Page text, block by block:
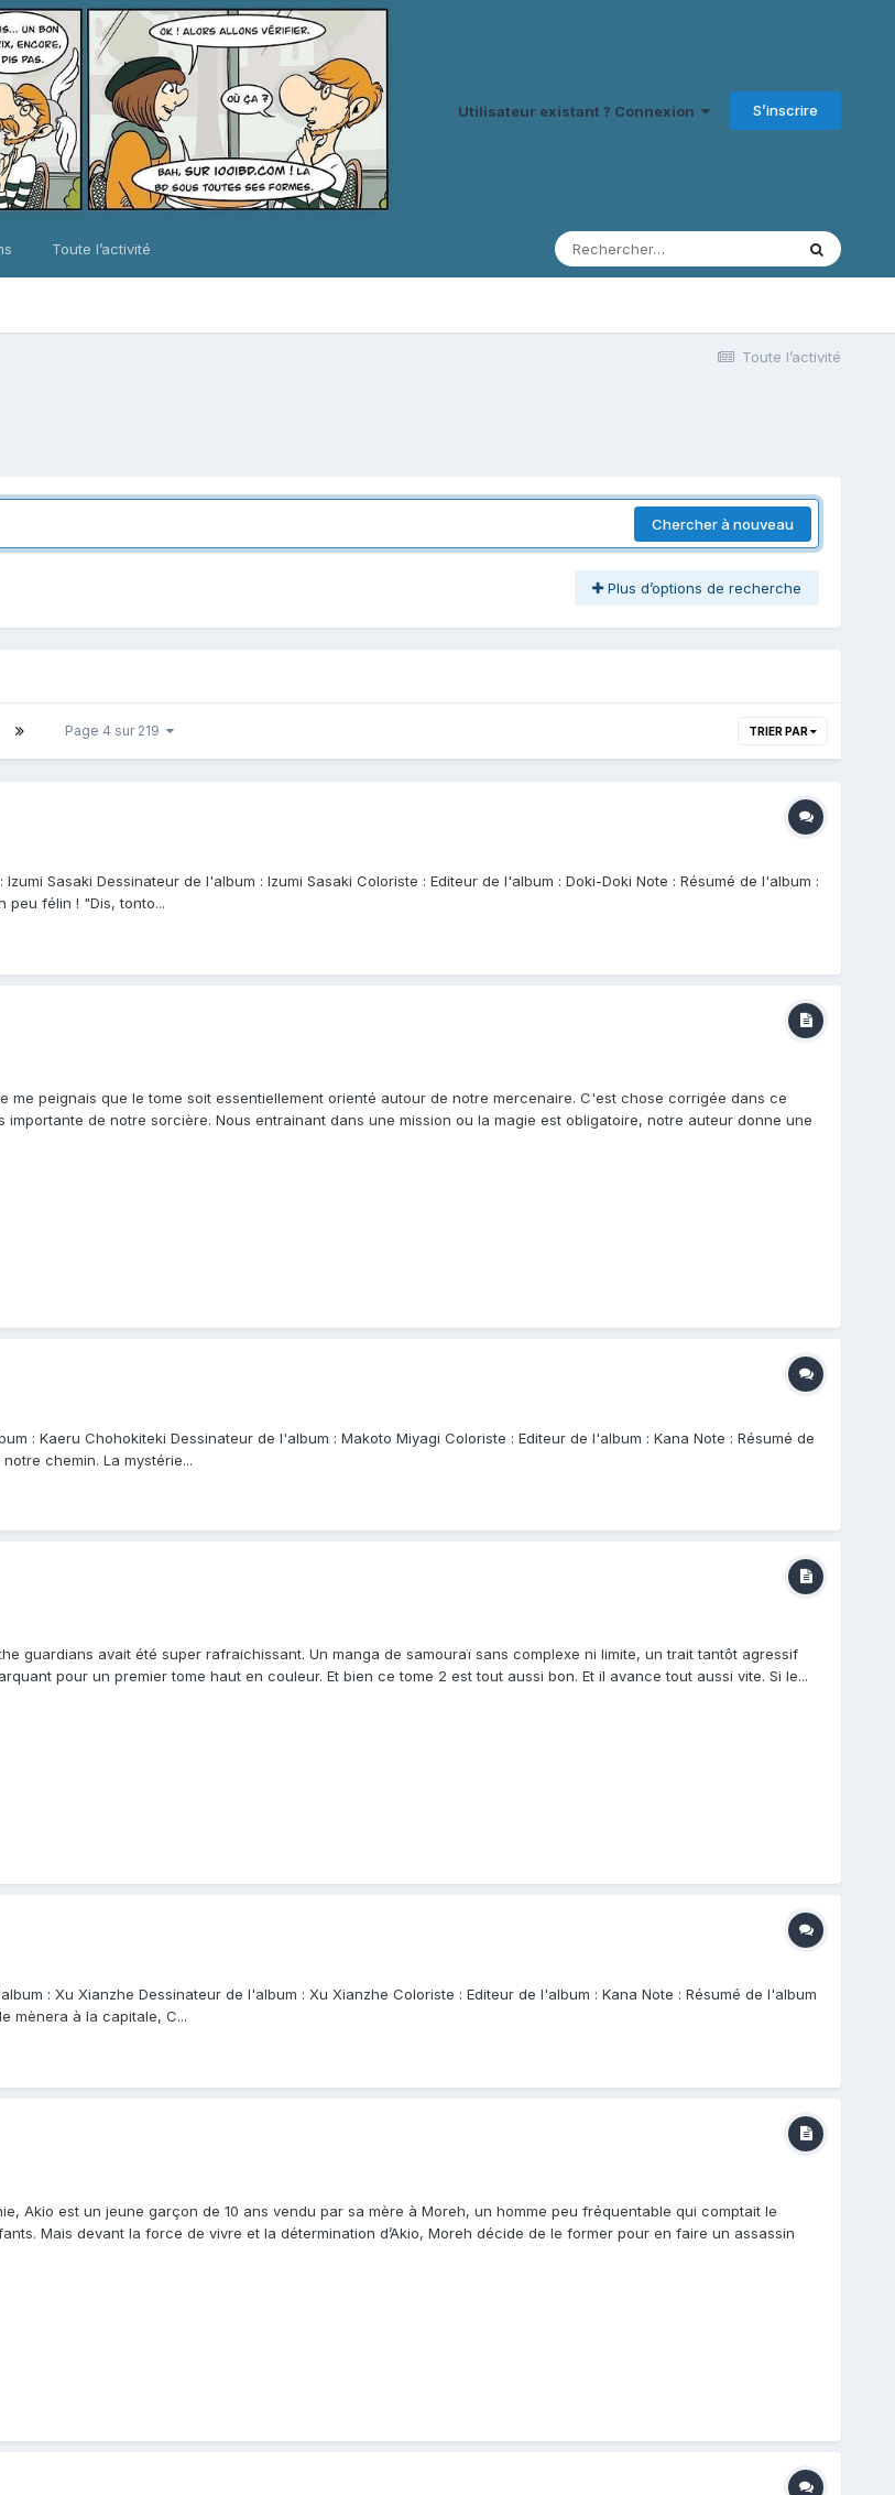
Utilisateur existant ? Connexion S’inscrire
Toute l’activité
Toute l’activité
Chercher à nouveau
Plus d’options de recherche
Page 4 sur 219 TRIER PAR
Sasaki Dessinateur de l'album : Izumi Sasaki Coloriste : Editeur de l'album : Doki-Doki Note : Résumé de l'album :
peu félin ! "Dis, tonto...
me peignais que le tome soit essentiellement orienté autour de notre mercenaire. C'est chose corrigée dans ce
importante de notre sorcière. Nous entrainant dans une mission ou la magie est obligatoire, notre auteur donne une
: Kaeru Chohokiteki Dessinateur de l'album : Makoto Miyagi Coloriste : Editeur de l'album : Kana Note : Résumé de
chemin. La mystérie...
guardians avait été super rafraichissant. Un manga de samouraï sans complexe ni limite, un trait tantôt agressif
pour un premier tome haut en couleur. Et bien ce tome 2 est tout aussi bon. Et il avance tout aussi vite. Si le...
: Xu Xianzhe Dessinateur de l'album : Xu Xianzhe Coloriste : Editeur de l'album : Kana Note : Résumé de l'album
mènera à la capitale, C...
Akio est un jeune garçon de 10 ans vendu par sa mère à Moreh, un homme peu fréquentable qui comptait le
Mais devant la force de vivre et la détermination d’Akio, Moreh décide de le former pour en faire un assassin